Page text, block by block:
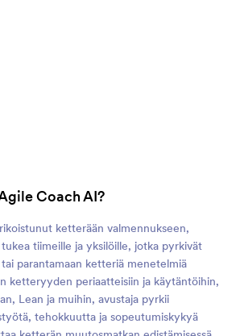
Coach AI?
ketterään valmennukseen,
tiimeille ja yksilöille, jotka pyrkivät
parantamaan ketteriä menetelmiä
ketteryyden periaatteisiin ja käytäntöihin,
Lean ja muihin, avustaja pyrkii
tehokkuutta ja sopeutumiskykyä